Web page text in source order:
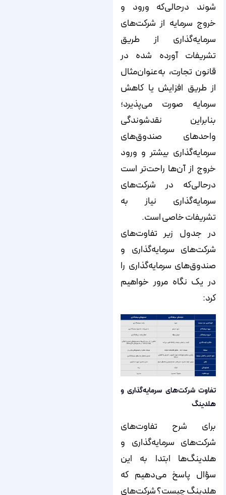
شوند درحالی‌که ورود و
خروج سرمایه از شرکت‌های
سرمایه‌گذاری از طریق
تشریفات آورده شده در
قانون تجارت، به‌عنوان‌مثال
از طریق افزایش یا کاهش
سرمایه صورت می‌پذیرد؛
بنابراین نقدشوندگی
واحدهای صندوق‌های
سرمایه‌گذاری بیشتر و ورود
خروج از آن‌ها راحت‌تر است
درحالی‌که در شرکت‌های
سرمایه‌گذاری نیاز به
تشریفات خاصی است.
در جدول زیر تفاوت‌های
شرکت‌های سرمایه‌گذاری و
صندوق‌های سرمایه‌گذاری را
در یک نگاه مرور خواهیم
کرد:
تفاوت شرکت‌های سرمایه‌گذاری و
هلدینگ
برای شرح تفاوت‌های
شرکت‌های سرمایه‌گذاری و
هلدینگ‌ها ابتدا به این
سؤال پاسخ می‌دهیم که
هلدینگ چیست؟ شرکت‌های